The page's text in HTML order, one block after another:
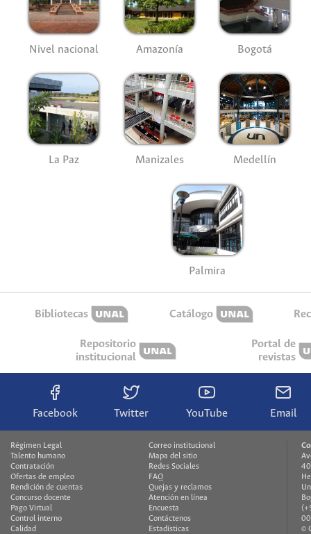
Nivel nacional Amazonía Bogotá
La Paz Manizales Medellín
Palmira
Bibliotecas Catálogo
Repositorio
institucional
Portal de
revistas
Facebook Twitter YouTube Email
Régimen Legal
Talento humano
Contratación
Ofertas de empleo
Rendición de cuentas
Concurso docente
Pago Virtual
Control interno
Calidad
Correo institucional
Mapa del sitio
Redes Sociales
FAQ
Quejas y reclamos
Atención en línea
Encuesta
Contáctenos
Estadísticas
©